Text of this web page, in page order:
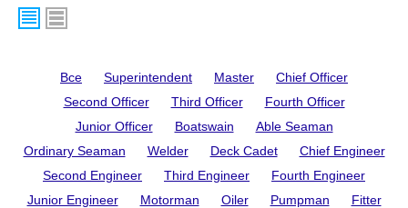
Все Superintendent Master
Chief Officer
Second Officer
Third Officer
Fourth Officer
Junior Officer
Boatswain
Able Seaman
Ordinary Seaman
Welder Deck Cadet
Chief Engineer
Second Engineer
Third Engineer
Fourth Engineer
Junior Engineer
Motorman Oiler Pumpman
Fitter